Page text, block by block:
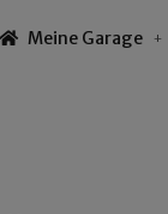
Meine Garage